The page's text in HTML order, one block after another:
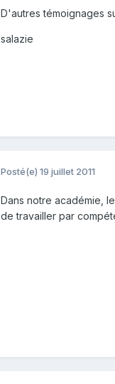
D'autres témoignages
salazie
Posté(e) 19 juillet 2011
Dans notre académie,
de travailler par